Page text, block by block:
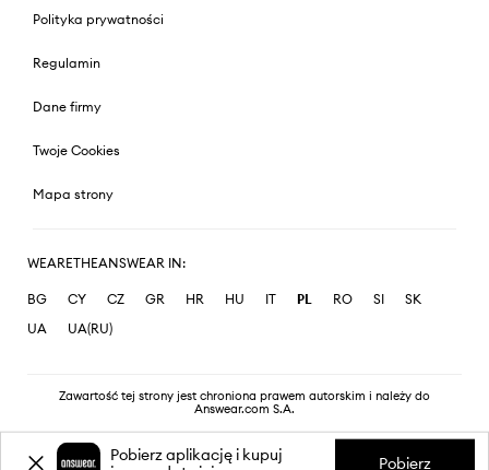
Polityka prywatności
Regulamin
Dane firmy
Twoje Cookies
Mapa strony
WEARETHEANSWEAR IN:
BG CY CZ GR HR HU IT PL RO SI
SK
UA
UA(RU)
Zawartość tej strony jest chroniona prawem autorskim i należy do
Answear.com S.A.
Pobierz aplikację i kupuj
Pobierz